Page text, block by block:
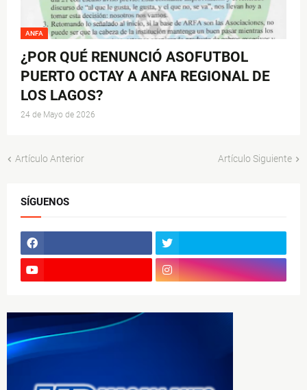
ANFA
¿POR QUÉ RENUNCIÓ ASOFUTBOL
PUERTO OCTAY A ANFA REGIONAL DE
LOS LAGOS?
24 de Mayo de 2026
Artículo Anterior Artículo Siguiente
SÍGUENOS